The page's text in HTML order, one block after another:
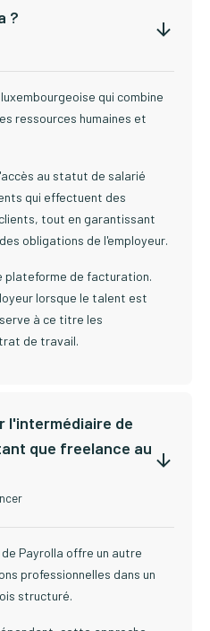
?
qui combine
ressources humaines et
au statut de salarié
qui effectuent des
tout en garantissant
obligations de l'employeur.
plateforme de facturation.
lorsque le talent est
à ce titre les
de travail.
l'intermédiaire de
que freelance au
Payrolla offre un autre
professionnelles dans un
structuré.